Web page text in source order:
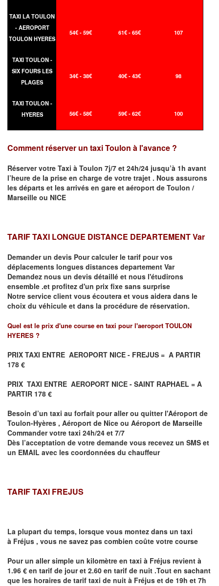
TAXI LA TOULON
- AEROPORT
TOULON HYERES
54€ - 59€ 61€ - 65€ 107
TAXI TOULON -
SIX FOURS LES
PLAGES
34€ - 38€ 40€ - 43€ 98
TAXI TOULON -
HYERES
56€ - 58€ 59€ - 62€ 100
Comment réserver un taxi Toulon à l'avance ?
Réserver votre Taxi à Toulon 7j/7 et 24h/24 jusqu’à 1h avant
l’heure de la prise en charge de votre trajet . Nous assurons
les départs et les arrivés en gare et aéroport de Toulon /
Marseille ou NICE
TARIF TAXI LONGUE DISTANCE DEPARTEMENT Var
Demander un devis Pour calculer le tarif pour vos
déplacements longues distances departement Var
Demandez nous un devis détaillé et nous l'étudirons
ensemble .et profitez d'un prix fixe sans surprise
Notre service client vous écoutera et vous aidera dans le
choix du véhicule et dans la procédure de réservation.
Quel est le prix d'une course en taxi pour l'aeroport TOULON
HYERES ?
PRIX TAXI ENTRE AEROPORT NICE - FREJUS = A PARTIR
178 €
PRIX TAXI ENTRE AEROPORT NICE - SAINT RAPHAEL = A
PARTIR 178 €
Besoin d’un taxi au forfait pour aller ou quitter l'Aéroport de
Toulon-Hyères , Aéroport de Nice ou Aéroport de Marseille
Commander votre taxi 24h/24 et 7/7
Dès l’acceptation de votre demande vous recevez un SMS et
un EMAIL avec les coordonnées du chauffeur
TARIF TAXI FREJUS
La plupart du temps, lorsque vous montez dans un taxi
à Fréjus , vous ne savez pas combien coûte votre course
Pour un aller simple un kilomètre en taxi à Fréjus revient à
1.96 € en tarif de jour et 2.60 en tarif de nuit .Tout en sachant
que les horaires de tarif taxi de nuit à Fréjus et de 19h et 7h